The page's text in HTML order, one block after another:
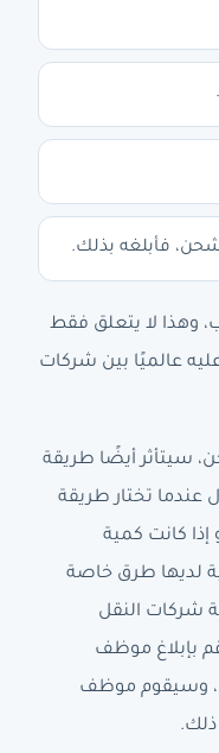
فأبلغه بذلك.
وهذا لا يتعلق فقط
عالميًا بين شركات
سيتأثر أيضًا طريقة
عندما تختار طريقة
كانت كمية
لديها طرق خاصة
شركات النقل
بإبلاغ موظف
وسيقوم موظف